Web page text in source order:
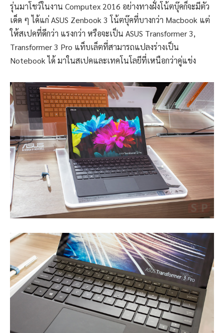
รุ่นมาโชว์ในงาน Computex 2016 อย่างทางฝั่งโน้ตบุ๊คก็จะมีตัว
เด็ด ๆ ได้แก่ ASUS Zenbook 3 โน้ตบุ๊คที่บางกว่า Macbook แต่
ให้สเปคที่ดีกว่า แรงกว่า หรือจะเป็น ASUS Transformer 3,
Transformer 3 Pro แท็บเล็ตที่สามารถแปลงร่างเป็น
Notebook ได้ มาในสเปคและเทคโนโลยีที่เหนือกว่าคู่แข่ง